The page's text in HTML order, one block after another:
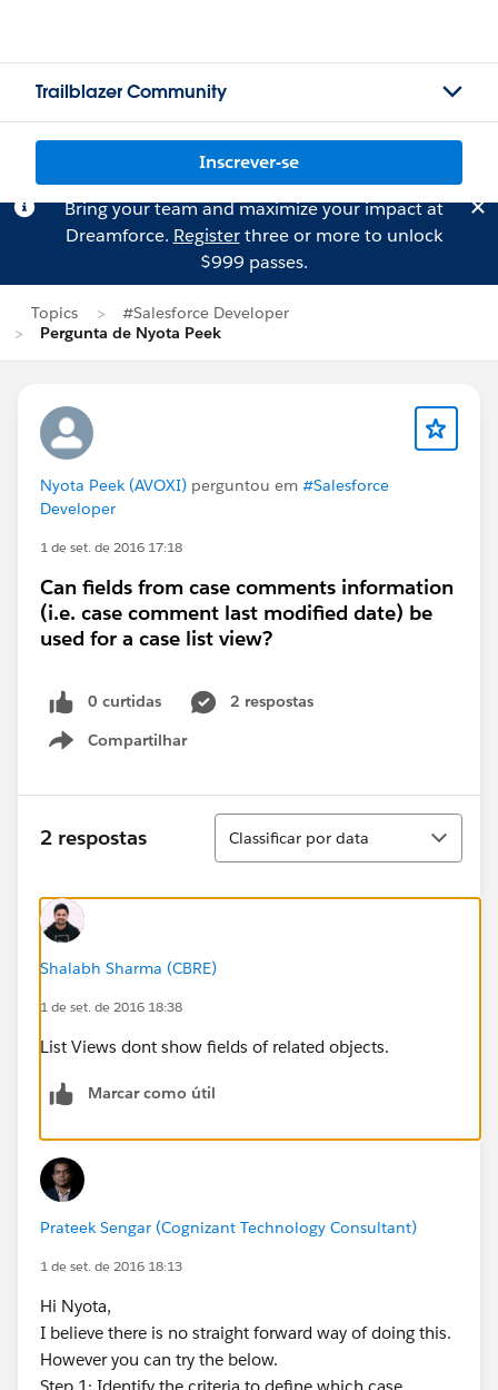
Trailblazer Community
Inscrever-se
Bring your team and maximize your impact at
Dreamforce. Registerthree or more to unlock
$999 passes.
Topics
#Salesforce Developer
Pergunta de Nyota Peek
Nyota Peek (AVOXI) perguntou em #Salesforce
Developer
1 de set. de 2016 17:18
Can fields from case comments information
(i.e. case comment last modified date) be
used for a case list view?
0 curtidas
2 respostas
Compartilhar
Show menu
2 respostas
Classificar
Classificar por data
Shalabh Sharma (CBRE)
1 de set. de 2016 18:38
List Views dont show fields of related objects.
Marcar como útil
Prateek Sengar (Cognizant Technology Consultant)
1 de set. de 2016 18:13
Hi Nyota,
I believe there is no straight forward way of doing this.
However you can try the below.